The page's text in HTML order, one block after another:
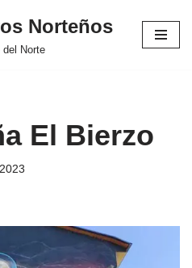
Norteños
del Norte
El Bierzo